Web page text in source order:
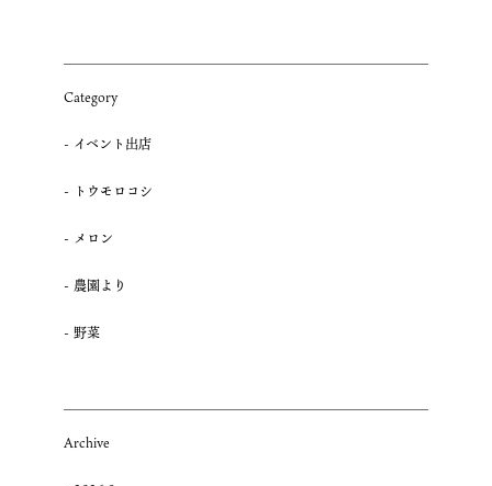
の
告”
Category
イベント出店
トウモロコシ
メロン
農園より
野菜
Archive